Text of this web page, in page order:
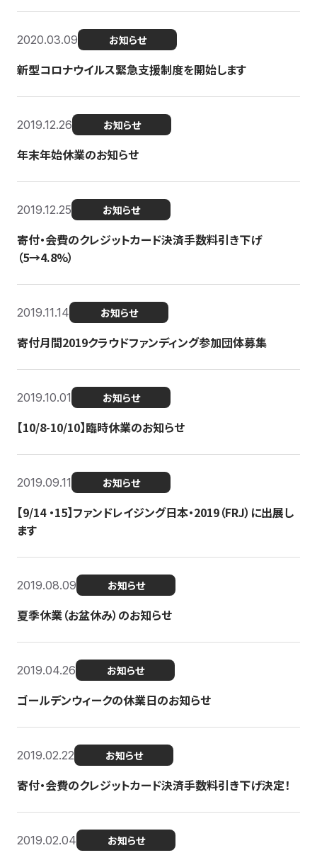
2020.03.09 お知らせ
新型コロナウイルス緊急支援制度を開始します
2019.12.26 お知らせ
年末年始休業のお知らせ
2019.12.25 お知らせ
寄付・会費のクレジットカード決済手数料引き下げ
（5→4.8%）
2019.11.14 お知らせ
寄付月間2019クラウドファンディング参加団体募集
2019.10.01 お知らせ
【10/8-10/10】臨時休業のお知らせ
2019.09.11 お知らせ
【9/14 ・15】ファンドレイジング日本・2019（FRJ）に出展し
ます
2019.08.09 お知らせ
夏季休業（お盆休み）のお知らせ
2019.04.26 お知らせ
ゴールデンウィークの休業日のお知らせ
2019.02.22 お知らせ
寄付・会費のクレジットカード決済手数料引き下げ決定！
2019.02.04 お知らせ